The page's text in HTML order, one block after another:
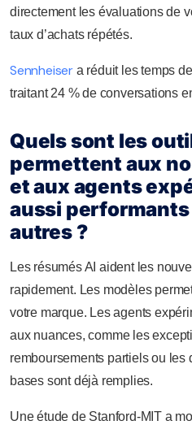
directement les évaluations de
taux d’achats répétés.
Sennheiser a réduit les temps
traitant 24 % de conversations
Quels sont les
permettent aux
et aux agents
aussi
autres ?
Les résumés AI aident les
rapidement. Les modèles
votre marque. Les agents
aux nuances, comme les
remboursements partiels ou les
bases sont déjà remplies.
Une étude de Stanford-MIT a